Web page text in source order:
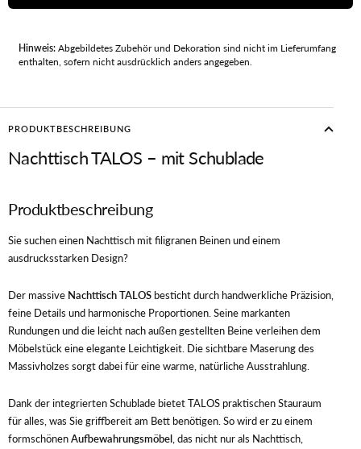
Hinweis: Abgebildetes Zubehör und Dekoration sind nicht im Lieferumfang
enthalten, sofern nicht ausdrücklich anders angegeben.
PRODUKTBESCHREIBUNG
Nachttisch TALOS – mit Schublade
Produktbeschreibung
Sie suchen einen Nachttisch mit filigranen Beinen und einem
ausdrucksstarken Design?
Der massive Nachttisch TALOS besticht durch handwerkliche Präzision,
feine Details und harmonische Proportionen. Seine markanten
Rundungen und die leicht nach außen gestellten Beine verleihen dem
Möbelstück eine elegante Leichtigkeit. Die sichtbare Maserung des
Massivholzes sorgt dabei für eine warme, natürliche Ausstrahlung.
Dank der integrierten Schublade bietet TALOS praktischen Stauraum
für alles, was Sie griffbereit am Bett benötigen. So wird er zu einem
formschönenAufbewahrungsmöbel , das nicht nur als Nachttisch,